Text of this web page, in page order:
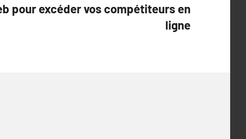
pour excéder vos compétiteurs en
ligne